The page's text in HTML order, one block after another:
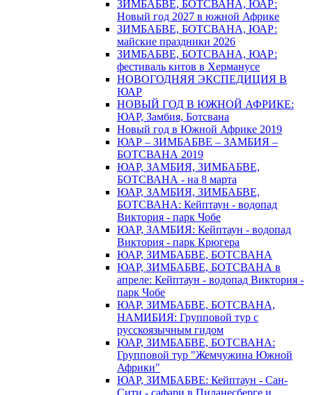
ЗИМБАБВЕ, БОТСВАНА, ЮАР:
Новый год 2027 в южной Африке
ЗИМБАБВЕ, БОТСВАНА, ЮАР:
майские праздники 2026
ЗИМБАБВЕ, БОТСВАНА, ЮАР:
фестиваль китов в Херманусе
НОВОГОДНЯЯ ЭКСПЕДИЦИЯ В
ЮАР
НОВЫЙ ГОД В ЮЖНОЙ АФРИКЕ:
ЮАР, Замбия, Ботсвана
Новый год в Южной Африке 2019
ЮАР – ЗИМБАБВЕ – ЗАМБИЯ –
БОТСВАНА 2019
ЮАР, ЗАМБИЯ, ЗИМБАБВЕ,
БОТСВАНА - на 8 марта
ЮАР, ЗАМБИЯ, ЗИМБАБВЕ,
БОТСВАНА: Кейптаун - водопад
Виктория - парк Чобе
ЮАР, ЗАМБИЯ: Кейптаун - водопад
Виктория - парк Крюгера
ЮАР, ЗИМБАБВЕ, БОТСВАНА
ЮАР, ЗИМБАБВЕ, БОТСВАНА в
апреле: Кейптаун - водопад Виктория -
парк Чобе
ЮАР, ЗИМБАБВЕ, БОТСВАНА,
НАМИБИЯ: Групповой тур с
русскоязычным гидом
ЮАР, ЗИМБАБВЕ, БОТСВАНА:
Групповой тур "Жемчужина Южной
Африки"
ЮАР, ЗИМБАБВЕ: Кейптаун - Сан-
Сити - сафари в Пиланесберге и